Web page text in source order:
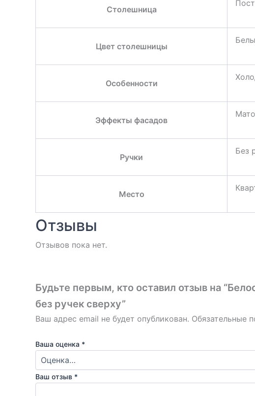
Столешница
Цвет столешницы
Особенности
Эффекты фасадов
Ручки
Без
Место
Отзывы
Отзывов пока нет.
Будьте первым, кто оставил отзыв на
без ручек сверху”
Ваш адрес email не будет опубликован. Обязательные
Ваша оценка *
Ваш отзыв *